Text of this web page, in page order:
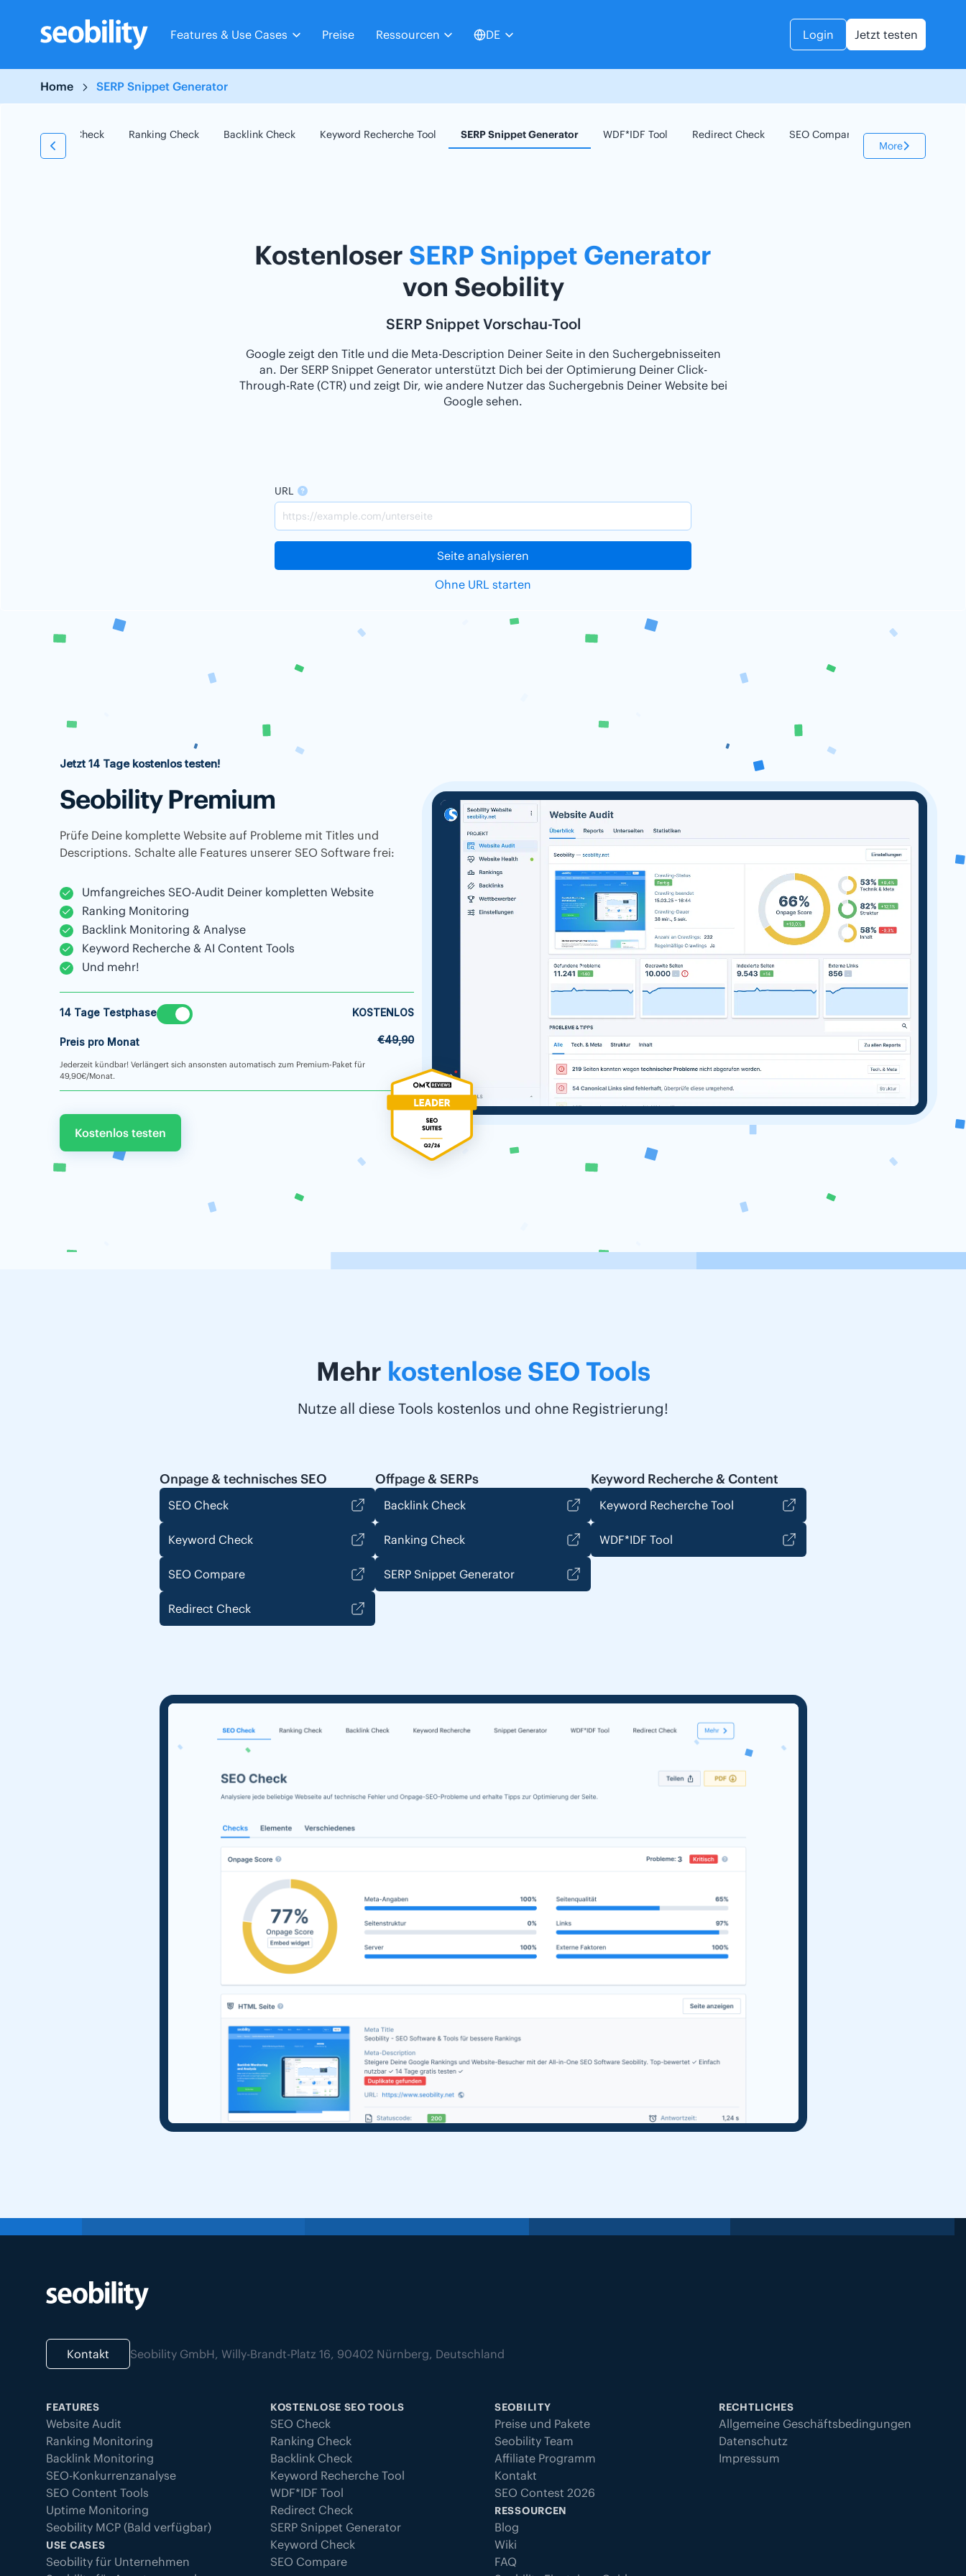
content
Features & Use Cases Preise Ressourcen DE Login Jetzt testen
Home SERP Snippet Generator
SEO Check Ranking Check Backlink Check Keyword Recherche Tool SERP Snippet Generator WDF*IDF Tool Redirect Check SEO Compare
Keyword Check
More
Kostenloser SERP Snippet Generator
von Seobility
SERP Snippet Vorschau-Tool
Google zeigt den Title und die Meta-Description Deiner Seite in den Suchergebnisseiten
an. Der SERP Snippet Generator unterstützt Dich bei der Optimierung Deiner Click-
Through-Rate (CTR) und zeigt Dir, wie andere Nutzer das Suchergebnis Deiner Website bei
Google sehen.
URL
Seite analysieren
Ohne URL starten
Jetzt 14 Tage kostenlos testen!
Seobility Premium
Prüfe Deine komplette Website auf Probleme mit Titles und
Descriptions. Schalte alle Features unserer SEO Software frei:
Umfangreiches SEO-Audit Deiner kompletten Website
Ranking Monitoring
Backlink Monitoring & Analyse
Keyword Recherche & AI Content Tools
Und mehr!
14 Tage Testphase KOSTENLOS
Preis pro Monat €49,90
Jederzeit kündbar! Verlängert sich ansonsten automatisch zum Premium-Paket für
49,90€/Monat.
Kostenlos testen
Mehr kostenlose SEO Tools
Nutze all diese Tools kostenlos und ohne Registrierung!
Onpage & technisches SEO
SEO Check
Keyword Check
SEO Compare
Redirect Check
Offpage & SERPs
Backlink Check
Ranking Check
SERP Snippet Generator
Keyword Recherche & Content
Keyword Recherche Tool
WDF*IDF Tool
Kontakt Seobility GmbH, Willy-Brandt-Platz 16, 90402 Nürnberg, Deutschland
FEATURES
Website Audit
Ranking Monitoring
Backlink Monitoring
SEO-Konkurrenzanalyse
SEO Content Tools
Uptime Monitoring
Seobility MCP (Bald verfügbar)
USE CASES
Seobility für Unternehmen
KOSTENLOSE SEO TOOLS
SEO Check
Ranking Check
Backlink Check
Keyword Recherche Tool
WDF*IDF Tool
Redirect Check
SERP Snippet Generator
Keyword Check
SEO Compare
SEOBILITY
Preise und Pakete
Seobility Team
Affiliate Programm
Kontakt
SEO Contest 2026
RESSOURCEN
Blog
Wiki
FAQ
RECHTLICHES
Allgemeine Geschäftsbedingungen
Datenschutz
Impressum